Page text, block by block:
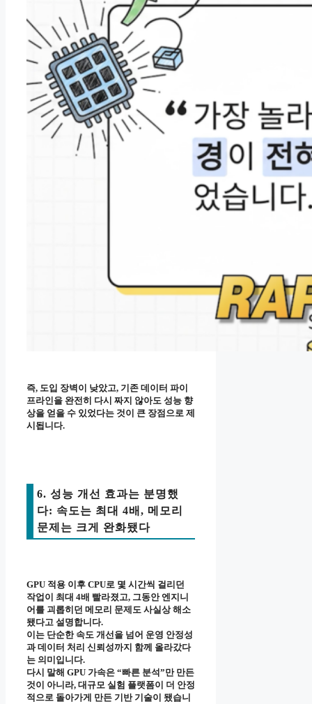
즉, 도입 장벽이 낮았고, 기존 데이터 파이
프라인을 완전히 다시 짜지 않아도 성능 향
상을 얻을 수 있었다는 것이 큰 장점으로 제
시됩니다.
6. 성능 개선 효과는 분명했
다: 속도는 최대 4배, 메모리
문제는 크게 완화됐다
GPU 적용 이후 CPU로 몇 시간씩 걸리던
작업이 최대 4배 빨라졌고, 그동안 엔지니
어를 괴롭히던 메모리 문제도 사실상 해소
됐다고 설명합니다.
이는 단순한 속도 개선을 넘어 운영 안정성
과 데이터 처리 신뢰성까지 함께 올라갔다
는 의미입니다.
다시 말해 GPU 가속은 “빠른 분석”만 만든
것이 아니라, 대규모 실험 플랫폼이 더 안정
적으로 돌아가게 만든 기반 기술이 됐습니